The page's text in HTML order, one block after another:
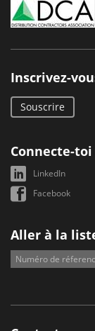
Inscrivez-
Souscrire
Connecte-
LinkedIn
Facebook
Aller à la